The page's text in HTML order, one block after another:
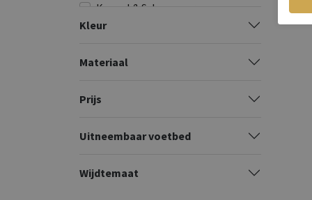
Kennel & Schmenger
Kurt Geiger
Maruti
Odare
Pedro Miralles
Kleur
Materiaal
Prijs
Uitneembaar voetbed
Wijdtemaat